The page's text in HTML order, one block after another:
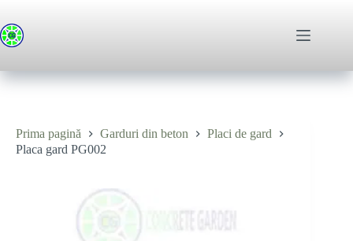
conținut
Prima pagină Garduri din beton
Placi de gard
Placa gard PG002